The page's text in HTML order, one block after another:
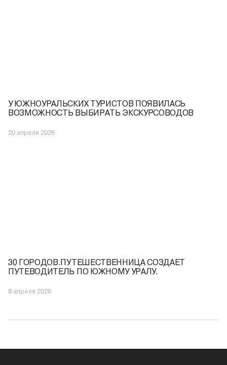
У ЮЖНОУРАЛЬСКИХ ТУРИСТОВ ПОЯВИЛАСЬ
ВОЗМОЖНОСТЬ ВЫБИРАТЬ ЭКСКУРСОВОДОВ
20 апреля 2026
30 ГОРОДОВ.ПУТЕШЕСТВЕННИЦА СОЗДАЕТ
ПУТЕВОДИТЕЛЬ ПО ЮЖНОМУ УРАЛУ.
8 апреля 2026